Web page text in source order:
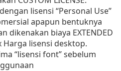
lisensi “Personal Use”
apapun bentuknya
dikenakan biaya EXTENDED
Harga lisensi desktop.
“lisensi font” sebelum